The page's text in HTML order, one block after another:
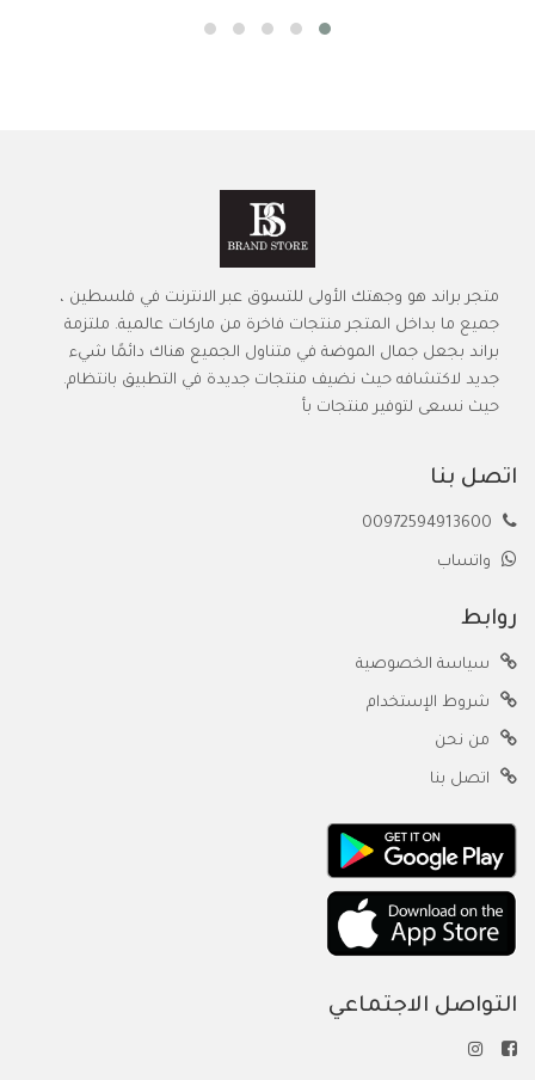
متجر براند هو وجهتك الأولى للتسوق عبر الانترنت في فلسطين ،
جميع ما بداخل المتجر منتجات فاخرة من ماركات عالمية. ملتزمة
براند بجعل جمال الموضة في متناول الجميع هناك دائمًا شيء
جديد لاكتشافه حيث نضيف منتجات جديدة في التطبيق بانتظام.
حيث نسعى لتوفير منتجات بأ
اتصل بنا
واتساب
روابط
سياسة الخصوصية
شروط الإستخدام
من نحن
اتصل بنا
التواصل الاجتماعي